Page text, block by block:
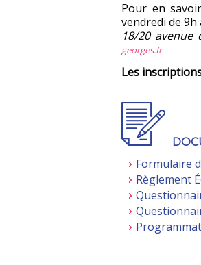
Pour en
vendredi de 9h
18/20 avenue
georges.fr
Les
Formulaire
Règlement